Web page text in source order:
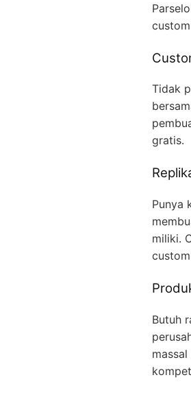
Tidak
gratis.
Punya
miliki.
Butuh